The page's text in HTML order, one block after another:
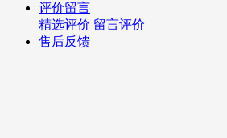
评价留言
精选评价 留言评价
售后反馈